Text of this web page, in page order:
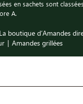
en sachets sont classées
A.
La boutique d’Amandes
Amandes grillées